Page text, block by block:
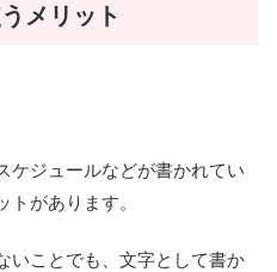
メリット
ケジュールなどが書かれてい
トがあります。
いことでも、文字として書か